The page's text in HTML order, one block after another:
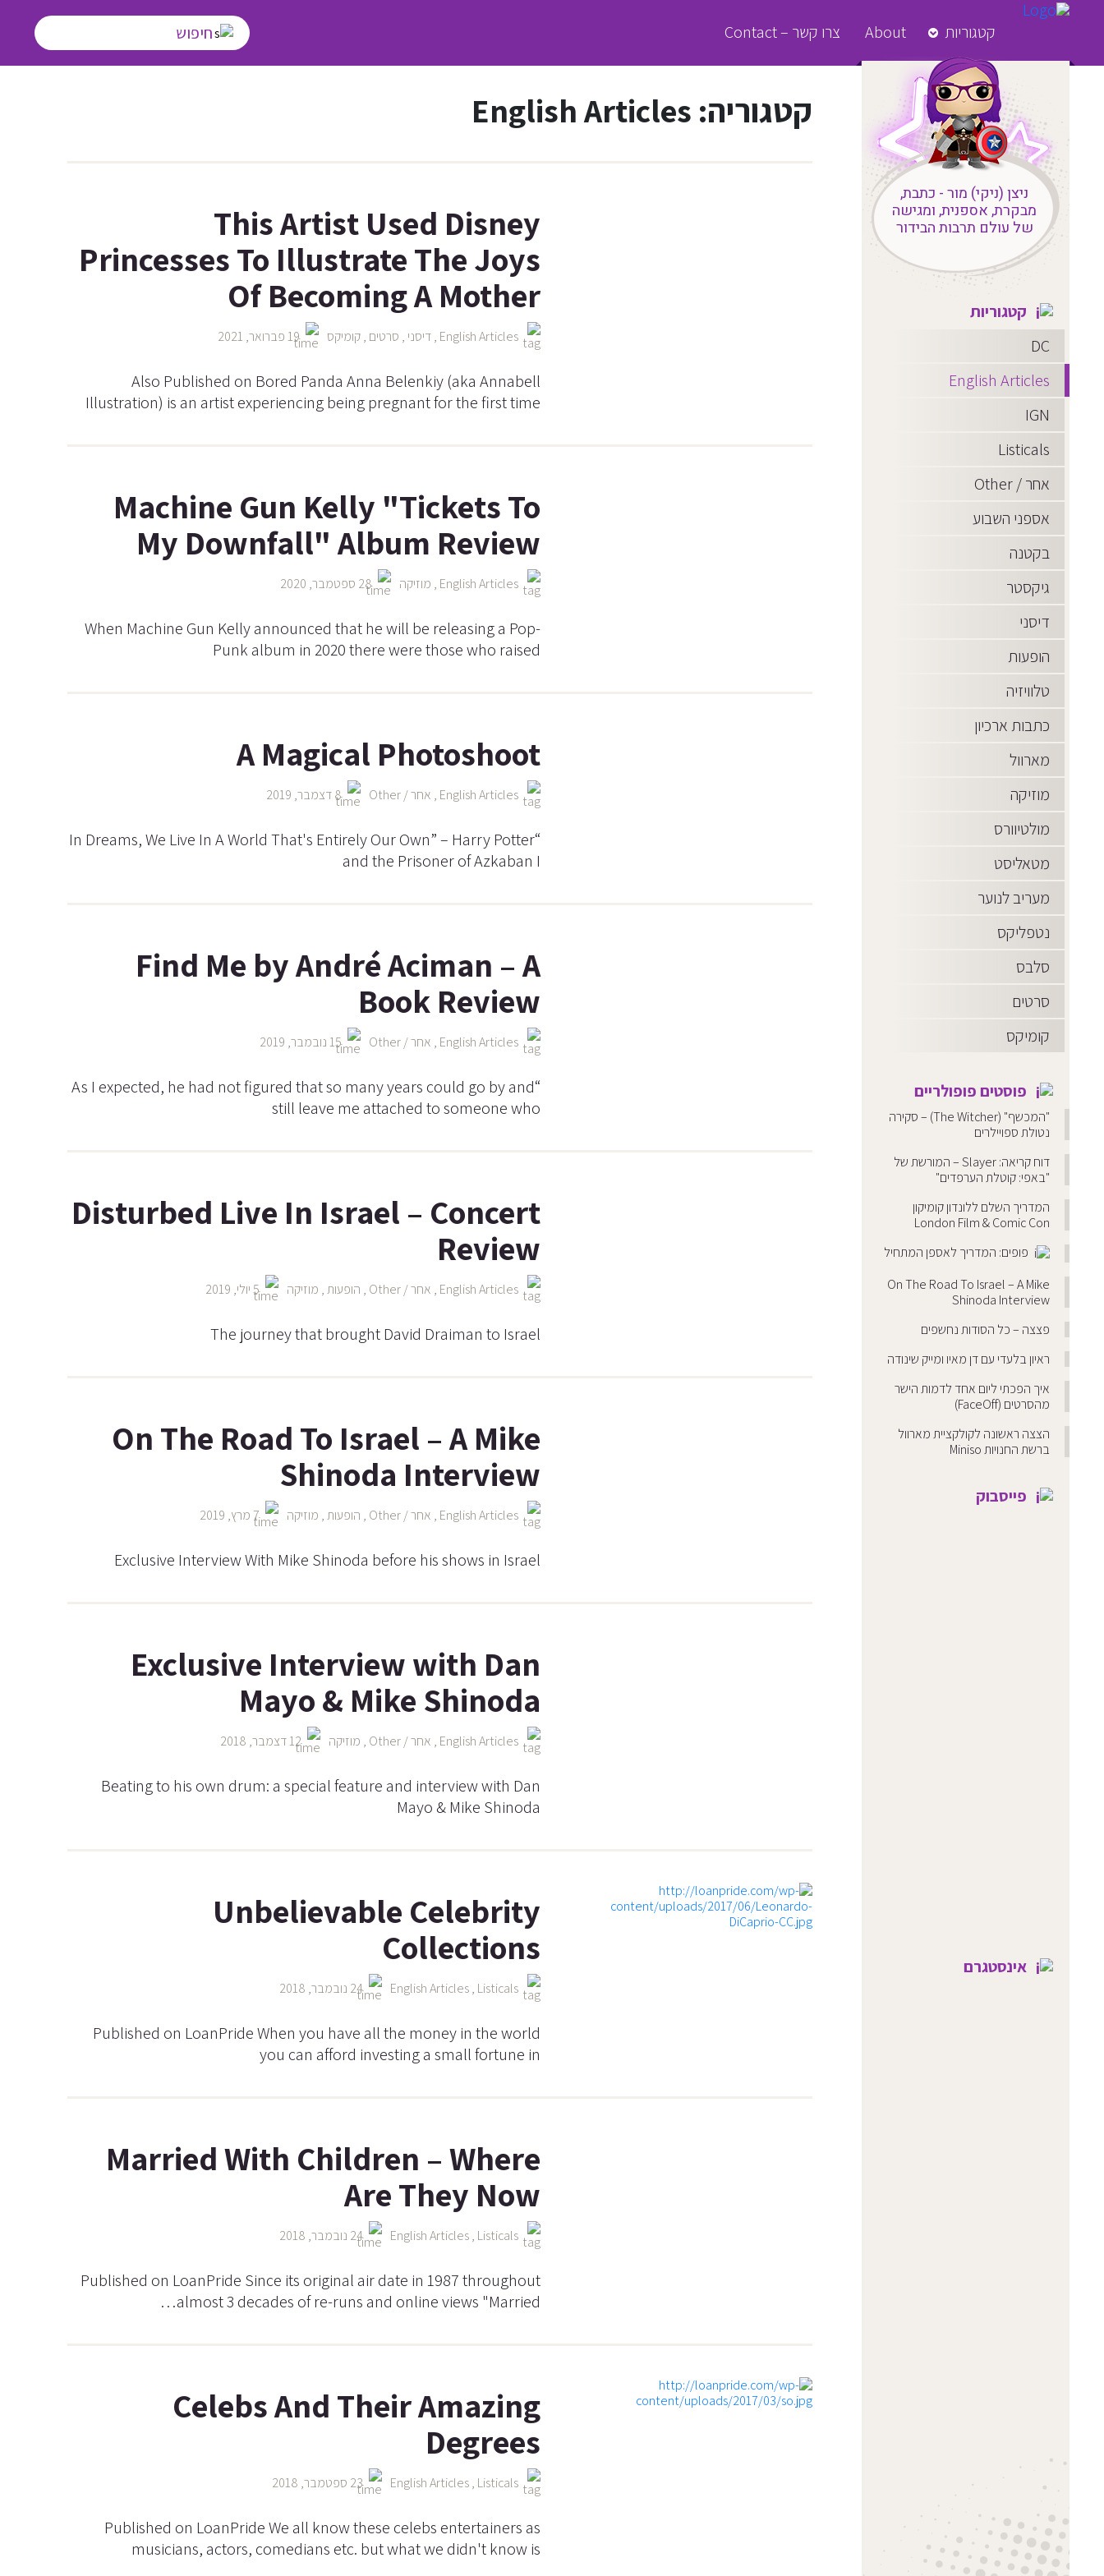
קטגוריות About צרו קשר – Contact
ניצן (ניקי) מור - כתבת,
מבקרת, אספנית, ומגישה
של עולם תרבות הבידור
קטגוריות
DC
English Articles
IGN
Listicals
אחר / Other
אספני השבוע
בקטנה
גיקסטר
דיסני
הופעות
טלוויזיה
כתבות ארכיון
מארוול
מוזיקה
מולטיוורס
מטאליסט
מעריב לנוער
נטפליקס
סלבס
סרטים
קומיקס
פוסטים פופולריים
"המכשף" (The Witcher) – סקירה
נטולת ספויילרים
דוח קריאה: Slayer – המורשת של
"באפי: קוטלת הערפדים"
המדריך השלם ללונדון קומיקון
London Film & Comic Con
פופים: המדריך לאספן המתחיל
On The Road To Israel – A Mike
Shinoda Interview
פצצה – כל הסודות נחשפים
ראיון בלעדי עם דן מאיו ומייק שינודה
איך הפכתי ליום אחד לדמות הישר
מהסרטים (FaceOff)
הצצה ראשונה לקולקציית מארוול
ברשת החנויות Miniso
פייסבוק
אינסטגרם
קטגוריה: English Articles
This Artist Used Disney
Princesses To Illustrate The Joys
Of Becoming A Mother
English Articles
,דיסני , סרטים ,קומיקס 19 פברואר, 2021
Also Published on Bored Panda Anna Belenkiy (aka Annabell
Illustration) is an artist experiencing being pregnant for the first time
Machine Gun Kelly "Tickets To
My Downfall" Album Review
English Articles
, מוזיקה 28 ספטמבר, 2020
When Machine Gun Kelly announced that he will be releasing a Pop-
Punk album in 2020 there were those who raised
A Magical Photoshoot
English Articles
, אחר / Other 8 דצמבר, 2019
“In Dreams, We Live In A World That's Entirely Our Own” – Harry Potter
and the Prisoner of Azkaban I
Find Me by André Aciman – A
Book Review
English Articles
, אחר / Other 15 נובמבר, 2019
“As I expected, he had not figured that so many years could go by and
still leave me attached to someone who
Disturbed Live In Israel – Concert
Review
English Articles
, אחר / Other , הופעות, מוזיקה 5 יולי, 2019
The journey that brought David Draiman to Israel
On The Road To Israel – A Mike
Shinoda Interview
English Articles
, אחר / Other , הופעות, מוזיקה 7 מרץ, 2019
Exclusive Interview With Mike Shinoda before his shows in Israel
Exclusive Interview with Dan
Mayo & Mike Shinoda
English Articles
, אחר / Other , מוזיקה 12 דצמבר, 2018
Beating to his own drum: a special feature and interview with Dan
Mayo & Mike Shinoda
Unbelievable Celebrity
Collections
English Articles, Listicals 24 נובמבר, 2018
Published on LoanPride When you have all the money in the world
you can afford investing a small fortune in
Married With Children – Where
Are They Now
English Articles, Listicals 24 נובמבר, 2018
Published on LoanPride Since its original air date in 1987 throughout
almost 3 decades of re-runs and online views "Married…
Celebs And Their Amazing
Degrees
English Articles, Listicals 23 ספטמבר, 2018
Published on LoanPride We all know these celebs entertainers as
musicians, actors, comedians etc. but what we didn't know is